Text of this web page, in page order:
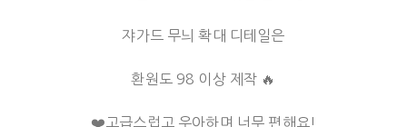
쟈가드 무늬 확대 디테일은
환원도 98 이상 제작 🔥
❤️고급스럽고 우아하며 너무 편해요!